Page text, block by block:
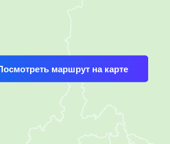
маршрут на карте